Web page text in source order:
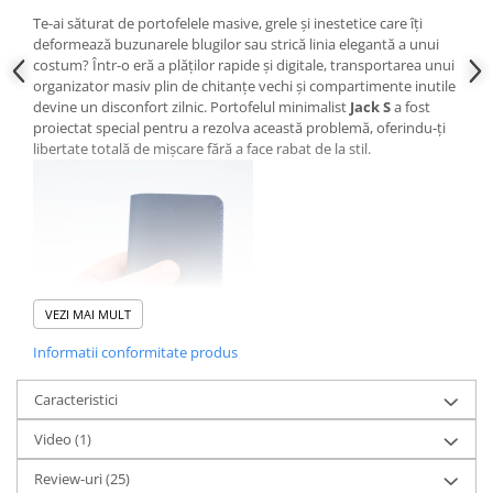
Te-ai săturat de portofelele masive, grele și inestetice care îți
deformează buzunarele blugilor sau strică linia elegantă a unui
costum? Într-o eră a plăților rapide și digitale, transportarea unui
organizator masiv plin de chitanțe vechi și compartimente inutile
devine un disconfort zilnic. Portofelul minimalist Jack Sa fost
proiectat special pentru a rezolva această problemă, oferindu-ți
libertate totală de mișcare fără a face rabat de la stil.
Te-ai săturat de portofelele masive, grele și inestetice care îți
deformează buzunarele blugilor sau strică linia elegantă a unui
costum? Într-o eră a plăților rapide și digitale, transportarea unui
organizator masiv plin de chitanțe vechi și compartimente inutile
devine un disconfort zilnic. Portofelul minimalist
VEZI MAI MULT
Informatii conformitate produs
Caracteristici
Video (1)
Review-uri(25)